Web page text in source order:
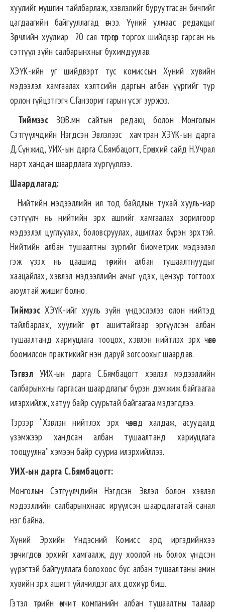
хуулийг мушгин тайлбарлаж, хэвлэлийг буруутгасан бичгийг
цагдаагийн байгууллагад өгчээ. Үүний улмаас редакцыг
Зөрчлийн хуулиар 20 сая төгрөгөөр торгох шийдвэр гарсан нь
сэтгүүл зүйн салбарынхныг бухимдуулав.
ХЭҮК-ийн уг шийдвэрт тус комиссын Хүний хувийн
мэдээлэл хамгаалах хэлтсийн даргын албан үүргийг түр
орлон гүйцэтгэгч С.Ганзориг гарын үсэг зуржээ.
Тиймээс ЗӨВ.мн сайтын редакц болон Монголын
Сэтгүүлчдийн Нэгдсэн Эвлэлээс хамтран ХЭҮК-ын дарга
Д.Сүнжид, УИХ-ын дарга С.Бямбацогт, Ерөнхий сайд Н.Учрал
нарт хандан шаардлага хүргүүллээ.
Шаардлагад:
Нийтийн мэдээллийн ил тод байдлын тухай хууль-иар
сэтгүүлч нь нийтийн эрх ашгийг хамгаалах зорилгоор
мэдээлэл цуглуулах, боловсруулах, ашиглах бүрэн эрхтэй.
Нийтийн албан тушаалтны зургийг биометрик мэдээлэл
гэж үзэх нь цаашид төрийн албан тушаалтнуудыг
хаацайлах, хэвлэл мэдээллийн амыг үдэх, цензур тогтоох
аюултай жишиг болно.
ТиймээсХЭҮК-ийг хууль зүйн үндэслэлээ олон нийтэд
тайлбарлах, хуулийг өөрт ашигтайгаар эргүүлсэн албан
тушаалтанд хариуцлага тооцох, хэвлэн нийтлэх эрх чөлөөг
боомилсон практикийг нэн даруй зогсоохыг шаардав.
Тэгвэл УИХ-ын дарга С.Бямбацогт хэвлэл мэдээллийн
салбарынхны гаргасан шаардлагыг бүрэн дэмжиж байгаагаа
илэрхийлж, хатуу байр суурьтай байгаагаа мэдэгдлээ.
Тэрээр “Хэвлэн нийтлэх эрх чөлөөнд халдаж, асуудалд
үзэмжээр хандсан албан тушаалтанд хариуцлага
тооцуулна” хэмээн байр сууриа илэрхийллээ.
УИХ-ын дарга С.Бямбацогт:
Монголын Сэтгүүлчдийн Нэгдсэн Эвлэл болон хэвлэл
мэдээллийн салбарынхнаас ирүүлсэн шаардлагатай санал
нэг байна.
Хүний Эрхийн Үндэсний Комисс ард иргэдийнхээ
зөрчигдсөн эрхийг хамгаалж, дуу хоолой нь болох үндсэн
үүрэгтэй байгууллага болохоос бус албан тушаалтаны амин
хувийн эрх ашигт үйлчилдэг алх дохиур биш.
Гэтэл төрийн өмчит компанийн албан тушаалтны талаар